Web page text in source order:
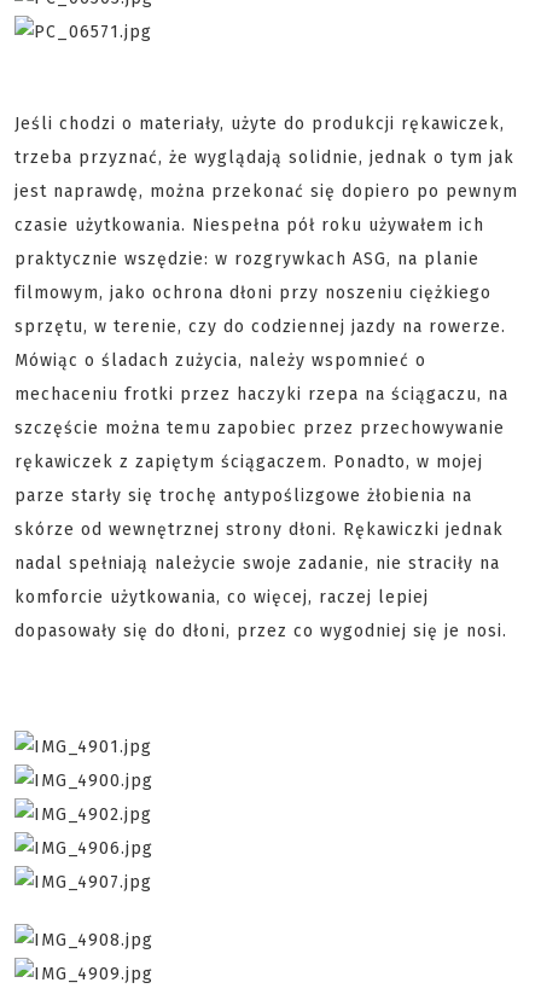
Jeśli chodzi o materiały, użyte do produkcji rękawiczek,
trzeba przyznać, że wyglądają solidnie, jednak o tym jak
jest naprawdę, można przekonać się dopiero po pewnym
czasie użytkowania. Niespełna pół roku używałem ich
praktycznie wszędzie: w rozgrywkach ASG, na planie
filmowym, jako ochrona dłoni przy noszeniu ciężkiego
sprzętu, w terenie, czy do codziennej jazdy na rowerze.
Mówiąc o śladach zużycia, należy wspomnieć o
mechaceniu frotki przez haczyki rzepa na ściągaczu, na
szczęście można temu zapobiec przez przechowywanie
rękawiczek z zapiętym ściągaczem. Ponadto, w mojej
parze starły się trochę antypoślizgowe żłobienia na
skórze od wewnętrznej strony dłoni. Rękawiczki jednak
nadal spełniają należycie swoje zadanie, nie straciły na
komforcie użytkowania, co więcej, raczej lepiej
dopasowały się do dłoni, przez co wygodniej się je nosi.